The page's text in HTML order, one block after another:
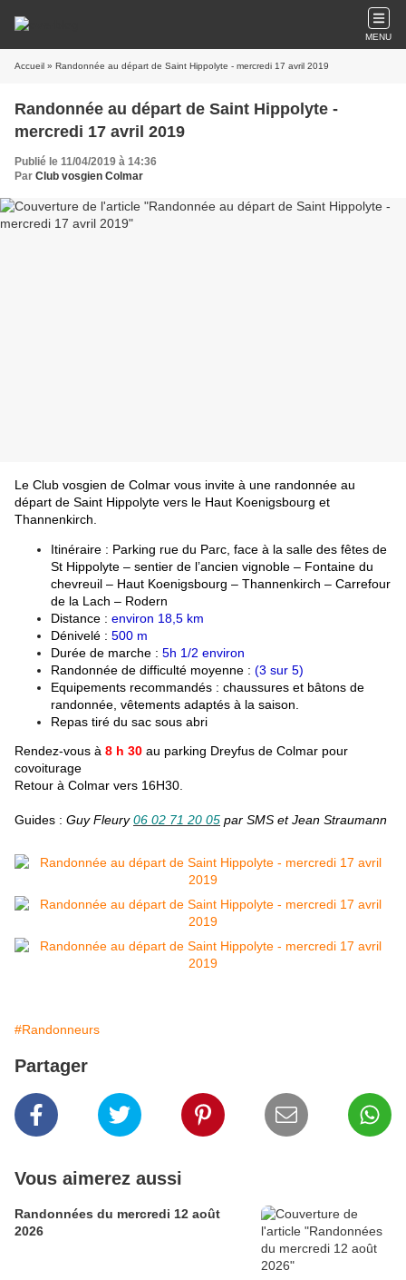
MENU
Accueil » Randonnée au départ de Saint Hippolyte - mercredi 17 avril 2019
Randonnée au départ de Saint Hippolyte -
mercredi 17 avril 2019
Publié le 11/04/2019 à 14:36
Par Club vosgien Colmar
Le Club vosgien de Colmar vous invite à une randonnée au
départ de Saint Hippolyte vers le Haut Koenigsbourg et
Thannenkirch.
Itinéraire : Parking rue du Parc, face à la salle des fêtes de
St Hippolyte – sentier de l’ancien vignoble – Fontaine du
chevreuil – Haut Koenigsbourg – Thannenkirch – Carrefour
de la Lach – Rodern
Distance : environ 18,5 km
Dénivelé : 500 m
Durée de marche : 5h 1/2 environ
Randonnée de difficulté moyenne : (3 sur 5)
Equipements recommandés : chaussures et bâtons de
randonnée, vêtements adaptés à la saison.
Repas tiré du sac sous abri
Rendez-vous à 8 h 30 au parking Dreyfus de Colmar pour
covoiturage
Retour à Colmar vers 16H30.
Guides : Guy Fleury06 02 71 20 05 par SMS et Jean Straumann
#Randonneurs
Partager
Vous aimerez aussi
Randonnées du mercredi 12 août
2026